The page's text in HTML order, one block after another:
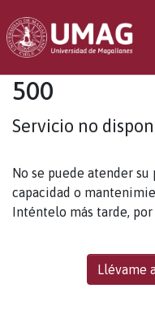
500
Servicio no
No se puede atender
capacidad o
Inténtelo más tarde, por
Llévame